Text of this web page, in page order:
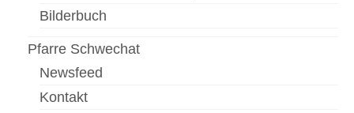
Bilderbuch
Pfarre Schwechat
Newsfeed
Kontakt